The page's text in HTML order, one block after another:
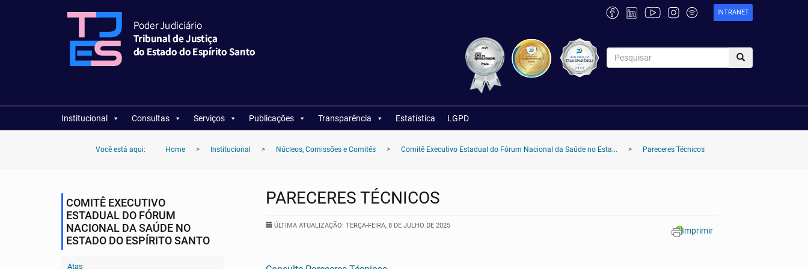
INTRANET
Institucional Consultas Serviços Publicações Transparência Estatística LGPD
Você está aqui: Home > Institucional > Núcleos, Comissões e Comitês > Comitê Executivo Estadual do Fórum Nacional da Saúde no Esta... > Pareceres Técnicos
COMITÊ EXECUTIVO
ESTADUAL DO FÓRUM
NACIONAL DA SAÚDE NO
ESTADO DO ESPÍRITO SANTO
Atas
PARECERES TÉCNICOS
Imprimir
ÚLTIMA ATUALIZAÇÃO: TERÇA-FEIRA, 8 DE JULHO DE 2025